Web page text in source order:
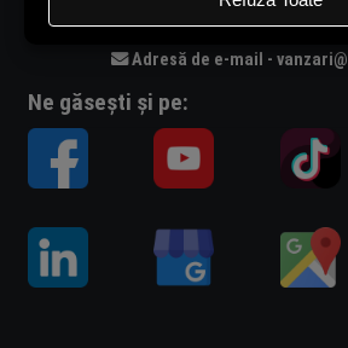
Număr de telefon -
Adresă de e-mail -
Ne găsești și pe: